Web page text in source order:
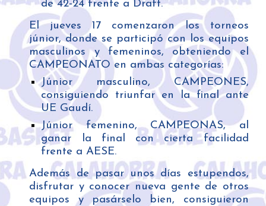
de 42-24 frente a Draft.
El jueves 17 comenzaron los torneos
júnior, donde se participó con los equipos
masculinos y femeninos, obteniendo el
CAMPEONATO en ambas categorías:
Júnior
masculino, CAMPEONES,
consiguiendo triunfar enla final ante
UE Gaudí.
Júniorfemenino, CAMPEONAS,al
ganar la final con cierta facilidad
frente a AESE.
Además de pasar unos días estupendos,
disfrutar y conocer nueva gente de otros
equipos y pasárselo bien, consiguieron